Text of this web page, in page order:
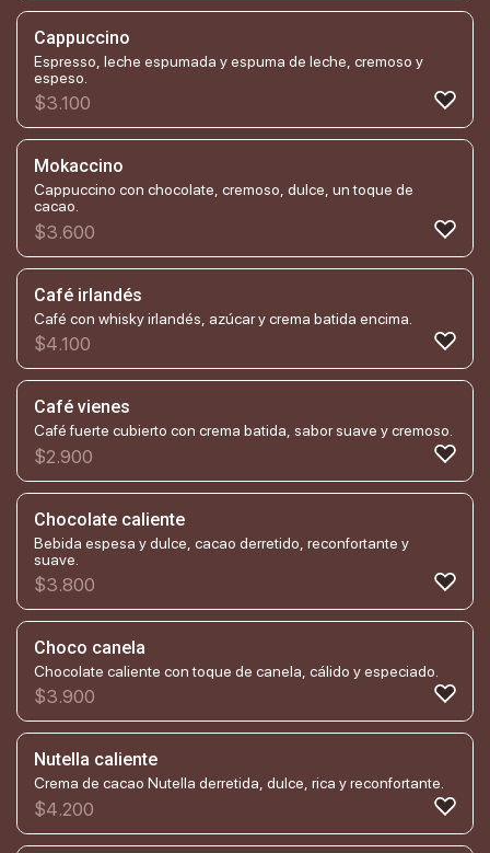
Cappuccino
Espresso, leche espumada y espuma de leche, cremoso y
espeso.
$3.100
Mokaccino
Cappuccino con chocolate, cremoso, dulce, un toque de
cacao.
$3.600
Café irlandés
Café con whisky irlandés, azúcar y crema batida encima.
$4.100
Café vienes
Café fuerte cubierto con crema batida, sabor suave y cremoso.
$2.900
Chocolate caliente
Bebida espesa y dulce, cacao derretido, reconfortante y
suave.
$3.800
Choco canela
Chocolate caliente con toque de canela, cálido y especiado.
$3.900
Nutella caliente
Crema de cacao Nutella derretida, dulce, rica y reconfortante.
$4.200